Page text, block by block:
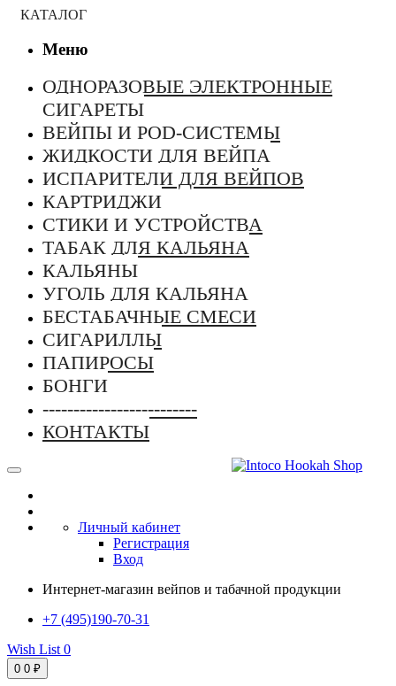
КАТАЛОГ
Меню
ОДНОРАЗОВЫЕ ЭЛЕКТРОННЫЕ
СИГАРЕТЫ
ВЕЙПЫ И POD-СИСТЕМЫ
ЖИДКОСТИ ДЛЯ ВЕЙПА
ИСПАРИТЕЛИ ДЛЯ ВЕЙПОВ
КАРТРИДЖИ
СТИКИ И УСТРОЙСТВА
ТАБАК ДЛЯ КАЛЬЯНА
КАЛЬЯНЫ
УГОЛЬ ДЛЯ КАЛЬЯНА
БЕСТАБАЧНЫЕ СМЕСИ
СИГАРИЛЛЫ
ПАПИРОСЫ
БОНГИ
-------------------------
КОНТАКТЫ
Личный кабинет
Регистрация
Вход
Интернет-магазин вейпов и табачной продукции
+7 (495)190-70-31
Wish List 0
0 0 ₽